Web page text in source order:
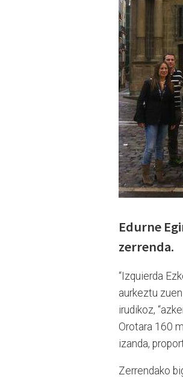
Edurne
zerrenda.
“Izquierda
aurkeztu
irudikoz,
Orotara 160
izanda,
Zerrendako